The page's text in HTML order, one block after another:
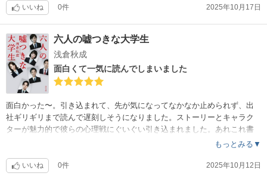
小説の方も読もうかなやむな〜
いいね 0件 2025年10月17日
六人の嘘つきな大学生
浅倉秋成
面白くて一気に読んでしまいました
面白かった〜。引き込まれて、先が気になってなかなか止められず、出
社ギリギリまで読んで遅刻しそうになりました。ストーリーとキャラク
ターが魅力的で彼らの心理戦にぐいぐい引き込まれました。あれこれ書
くとネタバレになりそうなので書きませんが、ミステリー仕立てでハラ
映画化もされていて、あちこちからネタバレされる可能性があると思い
もっとみる▼
いいね 0件 2025年10月12日